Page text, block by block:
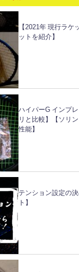
【2021年 現行ラケ
ットを紹介】
ハイパーG インプ
リと比較】【ソリ
性能】
テンション設定の
ト】